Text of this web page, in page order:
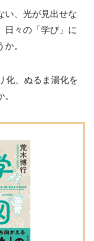
い、光が見出せな
日々の「学び」に
。
化、ぬるま湯化を
。